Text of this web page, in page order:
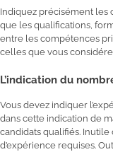
Indiquez précisément les
que les qualifications,
entre les compétences
celles que vous
L’indication du
Vous devez indiquer
dans cette indication de
candidats qualifiés.
d’expérience requises.